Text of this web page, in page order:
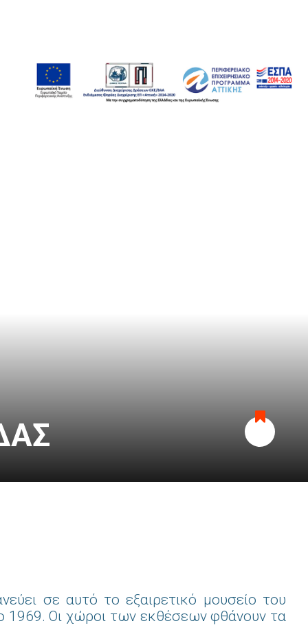
Προσθήκη
σε αυτό το εξαιρετικό μουσείο του
1969. Οι χώροι των εκθέσεων φθάνουν τα